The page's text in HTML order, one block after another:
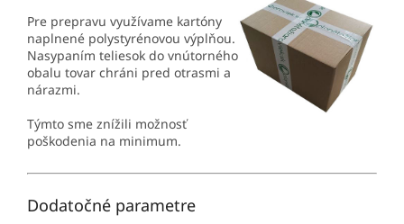
Pre prepravu využívame kartóny
naplnené polystyrénovou výplňou.
Nasypaním teliesok do vnútorného
obalu tovar chráni pred otrasmi a
nárazmi.
Týmto sme znížili možnosť
poškodenia na minimum.
Dodatočné parametre